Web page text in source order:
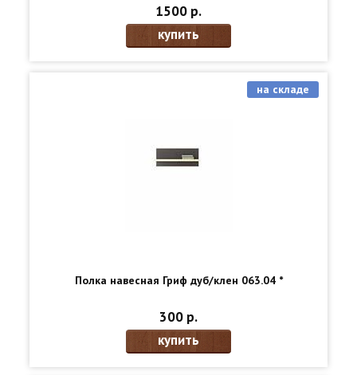
1500 р.
купить
Полка навесная Гриф дуб/клен 063.04 *
на складе
300 р.
купить